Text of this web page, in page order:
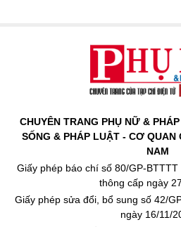
CHUYÊN TRANG PHỤ NỮ &
SỐNG & PHÁP LUẬT - CƠ QUAN
NAM
Giấy phép báo chí số 80/GP-
thông cấp ngày
Giấy phép sửa đổi, bổ sung số 42/
ngày 16/11/